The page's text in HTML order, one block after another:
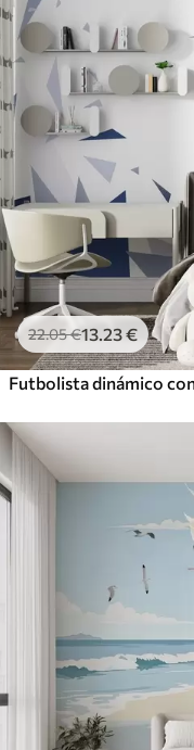
22.05€13.23€